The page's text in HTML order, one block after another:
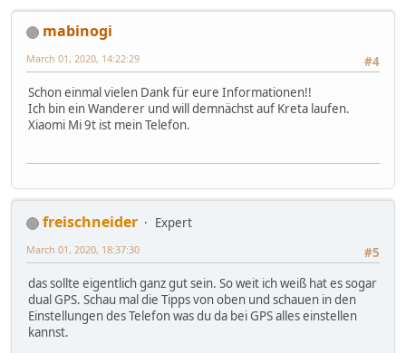
mabinogi
#4
March 01, 2020, 14:22:29
Schon einmal vielen Dank für eure Informationen!!
Ich bin ein Wanderer und will demnächst auf Kreta laufen.
Xiaomi Mi 9t ist mein Telefon.
freischneider
Expert
#5
March 01, 2020, 18:37:30
das sollte eigentlich ganz gut sein. So weit ich weiß hat es sogar
dual GPS. Schau mal die Tipps von oben und schauen in den
Einstellungen des Telefon was du da bei GPS alles einstellen
kannst.